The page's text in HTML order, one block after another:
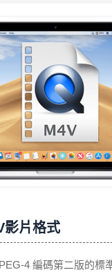
影片格式
4 編碼第二版的標